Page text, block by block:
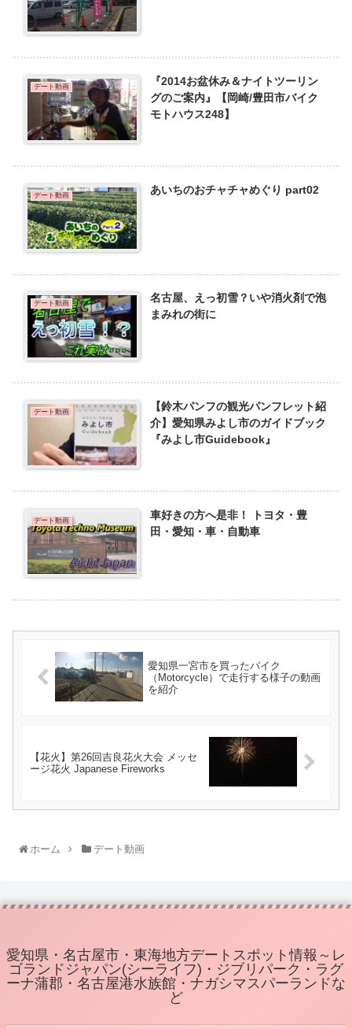
デート動画
『2014お盆休み＆ナイトツーリン
グのご案内』【岡崎/豊田市バイク
モトハウス248】
デート動画 あいちのおチャチャめぐり part02
デート動画
名古屋、えっ初雪？いや消火剤で泡
まみれの街に
デート動画
【鈴木パンフの観光パンフレット紹
介】愛知県みよし市のガイドブック
『みよし市Guidebook』
デート動画
車好きの方へ是非！ トヨタ・豊
田・愛知・車・自動車
愛知県一宮市を買ったバイク
（Motorcycle）で走行する様子の動画
を紹介
【花火】第26回吉良花火大会 メッセ
ージ花火 Japanese Fireworks
ホーム デート動画
愛知県・名古屋市・東海地方デートスポット情報～レ
ゴランドジャパン(シーライフ)・ジブリパーク・ラグ
ーナ蒲郡・名古屋港水族館・ナガシマスパーランドな
ど